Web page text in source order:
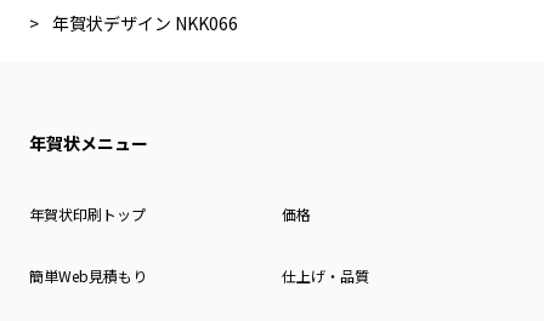
年賀状デザイン NKK066
年賀状メニュー
年賀状印刷トップ 価格
簡単Web見積もり 仕上げ・品質